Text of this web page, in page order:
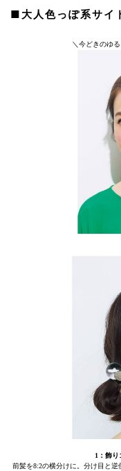
■大人色っぽ系サイ
＼今どきのゆ
1：飾
前髪を8:2の横分けに。分け目と